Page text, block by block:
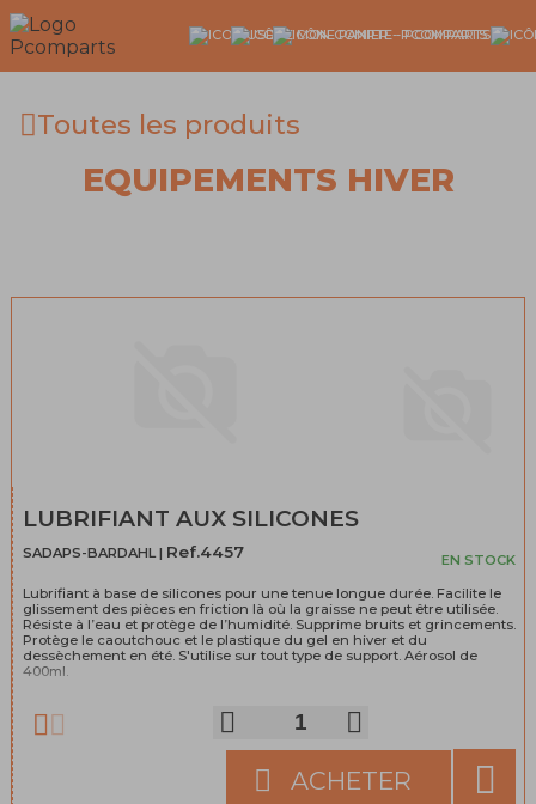
Toutes les produits
EQUIPEMENTS HIVER
LUBRIFIANT AUX SILICONES
SADAPS-BARDAHL | Ref.4457 EN STOCK
Lubrifiant à base de silicones pour une tenue longue durée. Facilite le
glissement des pièces en friction là où la graisse ne peut être utilisée.
Résiste à l’eau et protège de l’humidité. Supprime bruits et grincements.
Protège le caoutchouc et le plastique du gel en hiver et du
dessèchement en été. S'utilise sur tout type de support. Aérosol de
400ml.
ACHETER